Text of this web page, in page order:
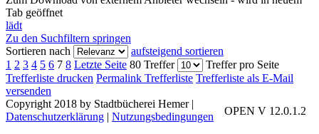
Tab geöffnet
lädt
Zu den Suchfiltern springen
Sortieren nach
aufsteigend sortieren
1 2 3 4 5 6 7 8 Letzte Seite 80 Treffer
Treffer pro Seite
Trefferliste drucken Permalink Trefferliste Trefferliste als E-Mail
versenden
OPEN V 12.0.1.2
Copyright 2018 by Stadtbücherei Hemer |
Datenschutzerklärung | Nutzungsbedingungen